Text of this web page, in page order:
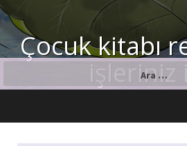
Çocuk kitabı
işleriniz